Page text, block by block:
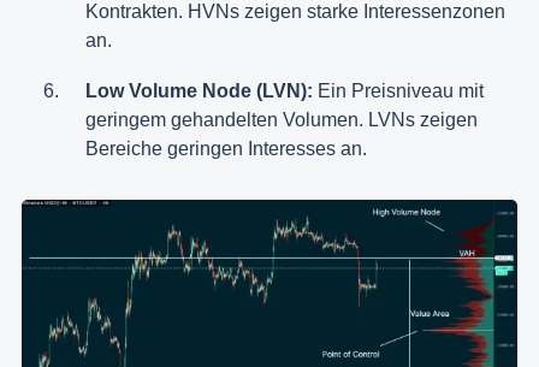
Kontrakten. HVNs zeigen starke Interessenzonen
an.
Low Volume Node (LVN): Ein Preisniveau mit
geringem gehandelten Volumen. LVNs zeigen
Bereiche geringen Interesses an.